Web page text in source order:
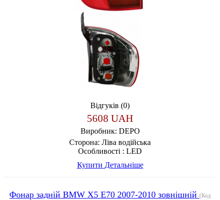
Відгуків (0)
5608 UAH
Виробник: DEPO
Сторона: Ліва водійська
Особливості : LED
Купити Детальніше
Фонар задній BMW X5 E70 2007-2010 зовнішній (Код